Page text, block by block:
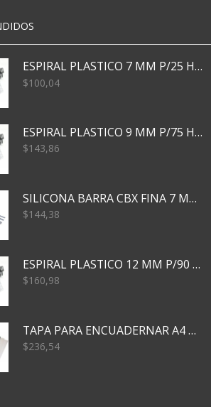
ESPIRAL PLASTICO 7 MM P/25 HJS X50x3000
$100,04
ESPIRAL PLASTICO 9 MM P/75 HJS X50X2400
$143,86
SILICONA BARRA CBX FINA 7 MM 28 CM
$144,38
ESPIRAL PLASTICO 12 MM P/90 HJS X50X1500
$160,98
TAPA PARA ENCUADERNAR A4 TRANSP x50x500
$236,54